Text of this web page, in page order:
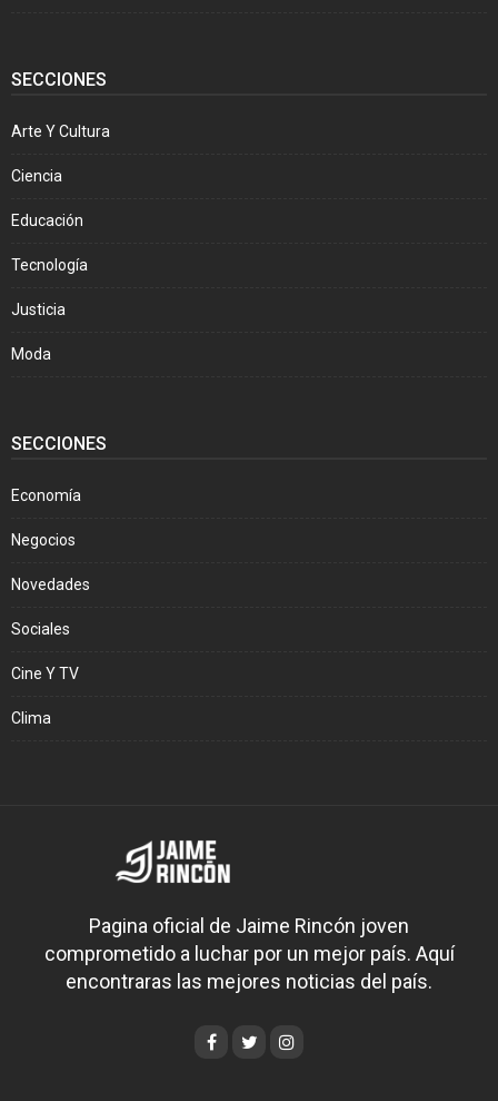
SECCIONES
Arte Y Cultura
Ciencia
Educación
Tecnología
Justicia
Moda
SECCIONES
Economía
Negocios
Novedades
Sociales
Cine Y TV
Clima
Pagina oficial de Jaime Rincón joven
comprometido a luchar por un mejor país. Aquí
encontraras las mejores noticias del país.